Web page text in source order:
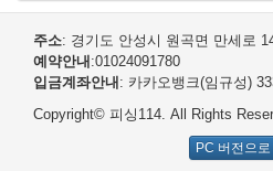
주소: 경기도 안성시 원곡면 만세로
예약안내 :01024091780
입금계좌안내 : 카카오뱅크(임규성)
Copyright© 피싱114. All Rights
PC 버전으로